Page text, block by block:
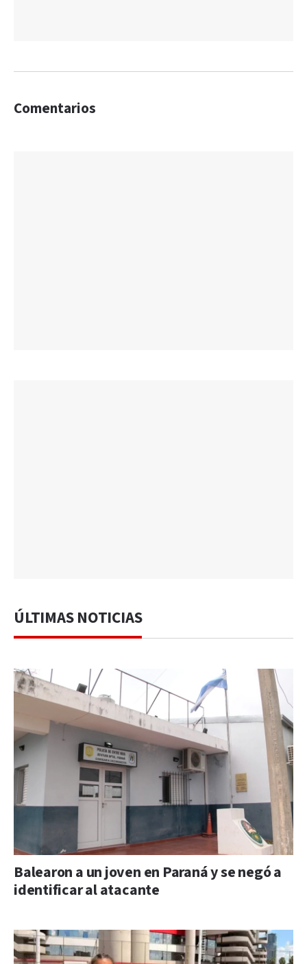
Comentarios
ÚLTIMAS NOTICIAS
Balearon a un joven en Paraná y se negó a
identificar al atacante